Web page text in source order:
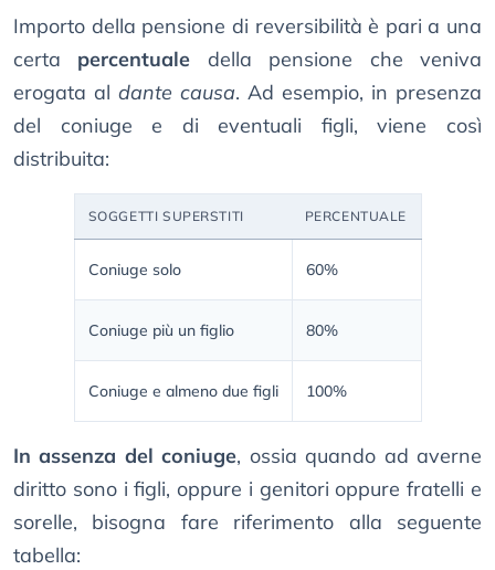
Importo della pensione di reversibilità è pari a una
certa percentuale della pensione che veniva
erogata al dante causa. Ad esempio, in presenza
del coniuge e di eventuali figli, viene così
distribuita:
SOGGETTI SUPERSTITI PERCENTUALE
Coniuge solo 60%
Coniuge più un figlio 80%
Coniuge e almeno due figli 100%
In assenza del coniuge, ossia quando ad averne
diritto sono i figli, oppure i genitori oppure fratelli e
sorelle, bisogna fare riferimento alla seguente
tabella: